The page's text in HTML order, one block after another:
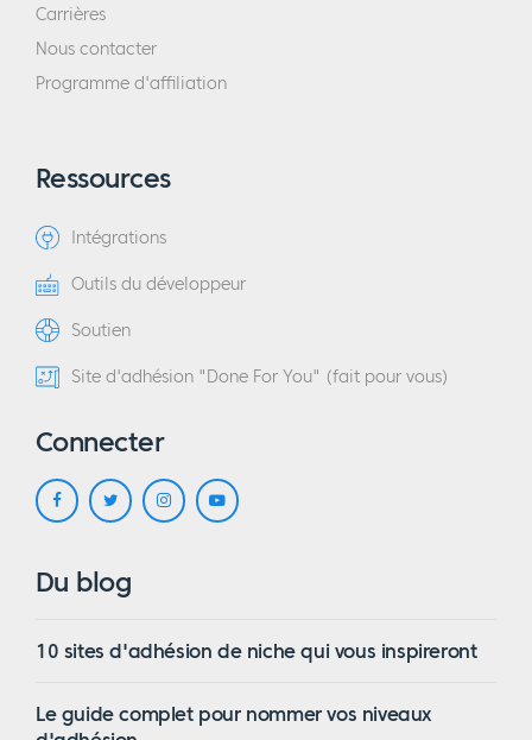
Carrières
Nous contacter
Programme d'affiliation
Ressources
Intégrations
Outils du développeur
Soutien
Site d'adhésion "Done For You" (fait pour vous)
Connecter
Du blog
10 sites d'adhésion de niche qui vous inspireront
Le guide complet pour nommer vos niveaux